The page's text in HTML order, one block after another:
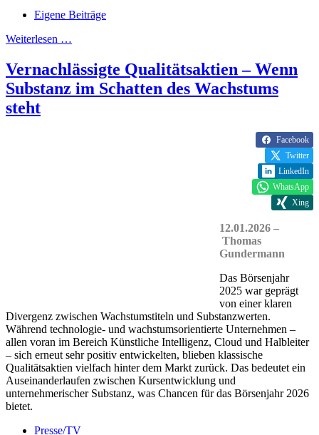
Eigene Beiträge
Weiterlesen …
Vernachlässigte Qualitätsaktien – Wenn
Substanz im Schatten des Wachstums
steht
Facebook
Twitter
LinkedIn
WhatsApp
Xing
12.01.2026 –
Thomas
Gundermann
Das Börsenjahr
2025 war geprägt
von einer klaren
Divergenz zwischen Wachstumstiteln und Substanzwerten.
Während technologie- und wachstumsorientierte Unternehmen –
allen voran im Bereich Künstliche Intelligenz, Cloud und Halbleiter
– sich erneut sehr positiv entwickelten, blieben klassische
Qualitätsaktien vielfach hinter dem Markt zurück. Das bedeutet ein
Auseinanderlaufen zwischen Kursentwicklung und
unternehmerischer Substanz, was Chancen für das Börsenjahr 2026
bietet.
Presse/TV